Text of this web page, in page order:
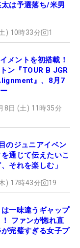
は予選落ち/米男
) 10時33分 1
メントを初搭載！
ン『TOUR B JGR
』、8月7
8日 (土) 11時35分
のジュニアイベン
通じて伝えたいこ
それを楽しむ」
) 17時43分 19
一味違うギャップ
ファンが惚れ直
完璧すぎる女子プ